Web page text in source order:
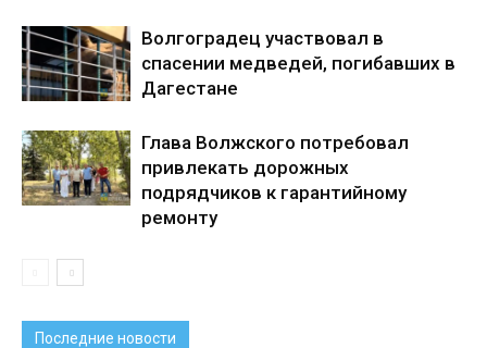
Волгоградец участвовал в
спасении медведей, погибавших в
Дагестане
Глава Волжского потребовал
привлекать дорожных
подрядчиков к гарантийному
ремонту
Последние новости